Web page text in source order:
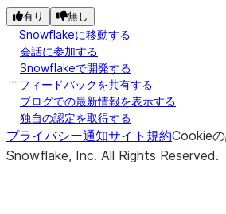
有り 無し
Snowflakeに移動する
会話に参加する
Snowflakeで開発する
フィードバックを共有する
ブログでの最新情報を表示する
独自の認定を取得する
プライバシー通知サイト規約Cookie
Snowflake, Inc. All Rights Reserved.